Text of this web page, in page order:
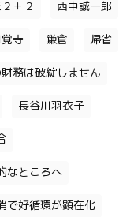
＋２ 西中誠一郎
寺 鎌倉 帰省
務は破綻しません
長谷川羽衣子
なところへ
で好循環が顕在化